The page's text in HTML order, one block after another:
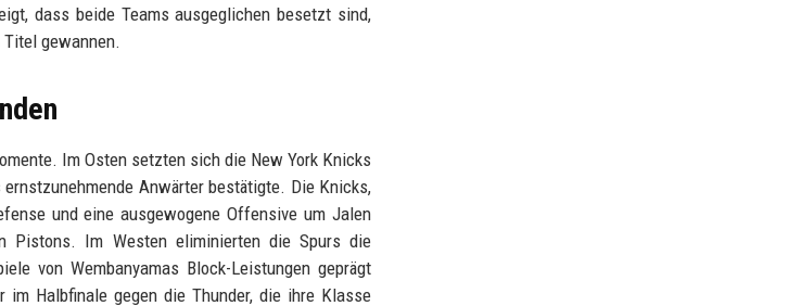
dass beide Teams ausgeglichen besetzt sind,
gewannen.
Im Osten setzten sich die New York Knicks
Anwärter bestätigte. Die Knicks,
und eine ausgewogene Offensive um Jalen
Pistons. Im Westen eliminierten die Spurs die
von Wembanyamas Block-Leistungen geprägt
Halbfinale gegen die Thunder, die ihre Klasse